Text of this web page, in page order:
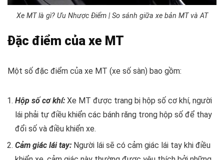
Xe MT là gì? Ưu Nhược Điểm | So sánh giữa xe bản MT và AT
Đặc điểm của xe MT
Một số đặc điểm của xe MT (xe số sàn) bao gồm:
Hộp số cơ khí: Xe MT được trang bị hộp số cơ khí, người
lái phải tự điều khiển các bánh răng trong hộp số để thay
đổi số và điều khiển xe.
Cảm giác lái tay: Người lái sẽ có cảm giác lái tay khi điều